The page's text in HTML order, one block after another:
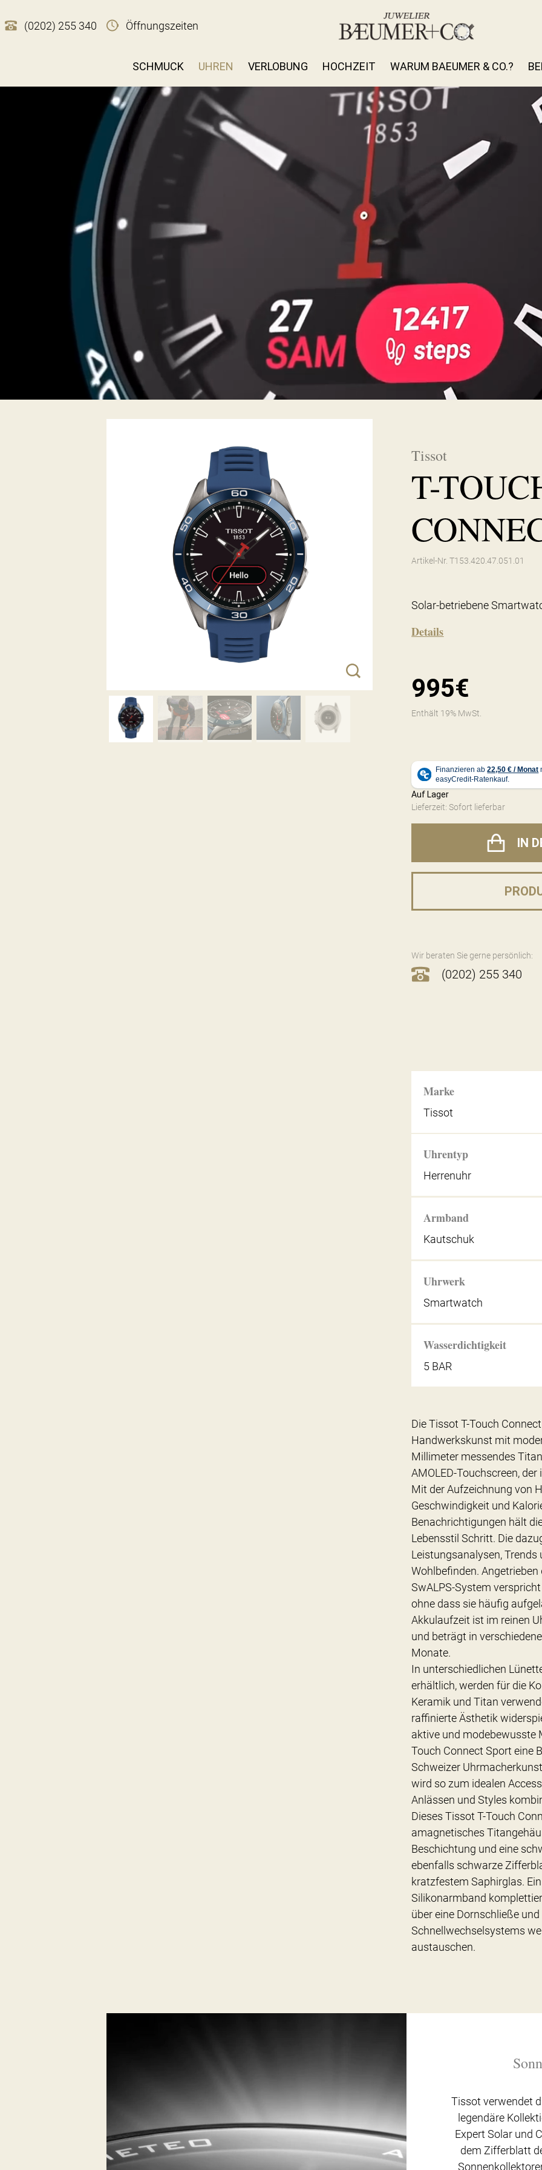
(0202) 255 340 Öffnungszeiten
SCHMUCK UHREN VERLOBUNG HOCHZEIT WARUM BAEUMER & CO.?
Tissot
T-
Artikel-Nr. T153.420.47.051.01
Solar-betriebene
Details
995€
Enthält 19% MwSt.
Auf Lager
Lieferzeit: Sofort lieferbar
IN
Wir beraten Sie gerne persönlich:
(0202) 255 340
Marke
Tissot
Uhrentyp
Herrenuhr
Armband
Kautschuk
Uhrwerk
Smartwatch
Wasserdichtigkeit
5 BAR
Die Tissot T-Touch
Handwerkskunst mit
Millimeter messendes
AMOLED-Touchscreen,
Mit der Aufzeichnung von
Geschwindigkeit und
Benachrichtigungen hält
Lebensstil Schritt. Die
Leistungsanalysen,
Wohlbefinden.
SwALPS-System
ohne dass sie häufig
Akkulaufzeit ist im reinen
und beträgt in
Monate.
In unterschiedlichen
erhältlich, werden für die
Keramik und Titan
raffinierte Ästhetik
aktive und modebewusste
Touch Connect Sport eine
Schweizer
wird so zum idealen
Anlässen und Styles
Dieses Tissot T-Touch
amagnetisches
Beschichtung und eine
ebenfalls schwarze
kratzfestem Saphirglas.
Silikonarmband
über eine Dornschließe
Schnellwechselsystems
austauschen.
Tissot verwendet
legendäre
Expert Solar und
dem Zifferblatt